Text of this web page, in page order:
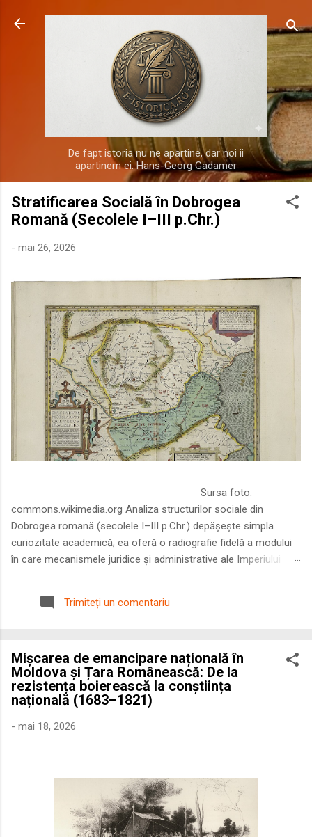
Treceți la conținutul principal
De fapt istoria nu ne apartine, dar noi ii
apartinem ei. Hans-Georg Gadamer
Stratificarea Socială în Dobrogea
Romană (Secolele I–III p.Chr.)
- mai 26, 2026
Sursa foto:
commons.wikimedia.org Analiza structurilor sociale din
Dobrogea romană (secolele I–III p.Chr.) depășește simpla
curiozitate academică; ea oferă o radiografie fidelă a modului
în care mecanismele juridice și administrative ale Imperiului
Într-o epocă în care prosperitatea excepțională a lumii romane
era susținută de o mobilitate socială dinamică și de o libertate
roman – în special a cetățenilor romani ( cives Romani ) în
țesutul urban și rural dobrogean – ne permite să măsurăm cu
precizie profunzimea și ritmul procesului de rom...
Trimiteți un comentariu
Mișcarea de emancipare națională în
Moldova și Țara Românească: De la
rezistența boierească la conștiința
națională (1683–1821)
- mai 18, 2026